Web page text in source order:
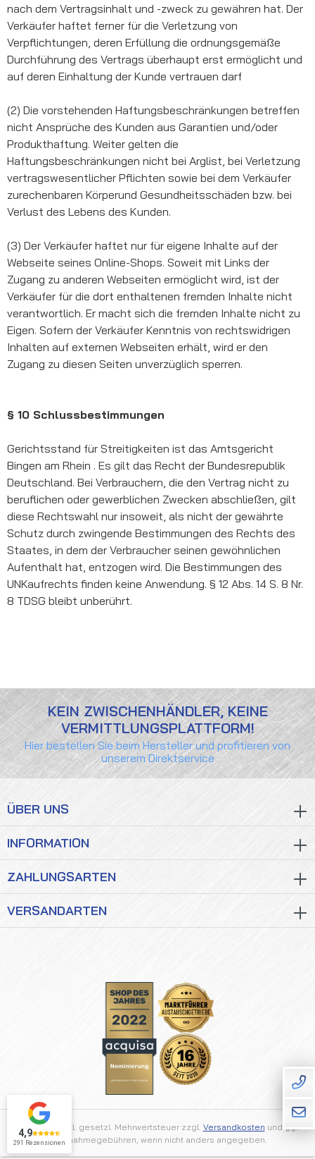
nach dem Vertragsinhalt und -zweck zu gewähren hat. Der
Verkäufer haftet ferner für die Verletzung von
Verpflichtungen, deren Erfüllung die ordnungsgemäße
Durchführung des Vertrags überhaupt erst ermöglicht und
auf deren Einhaltung der Kunde vertrauen darf
(2) Die vorstehenden Haftungsbeschränkungen betreffen
nicht Ansprüche des Kunden aus Garantien und/oder
Produkthaftung. Weiter gelten die
Haftungsbeschränkungen nicht bei Arglist, bei Verletzung
vertragswesentlicher Pflichten sowie bei dem Verkäufer
zurechenbaren Körperund Gesundheitsschäden bzw. bei
Verlust des Lebens des Kunden.
(3) Der Verkäufer haftet nur für eigene Inhalte auf der
Webseite seines Online-Shops. Soweit mit Links der
Zugang zu anderen Webseiten ermöglicht wird, ist der
Verkäufer für die dort enthaltenen fremden Inhalte nicht
verantwortlich. Er macht sich die fremden Inhalte nicht zu
Eigen. Sofern der Verkäufer Kenntnis von rechtswidrigen
Inhalten auf externen Webseiten erhält, wird er den
Zugang zu diesen Seiten unverzüglich sperren.
§ 10 Schlussbestimmungen
Gerichtsstand für Streitigkeiten ist das Amtsgericht
Bingen am Rhein . Es gilt das Recht der Bundesrepublik
Deutschland. Bei Verbrauchern, die den Vertrag nicht zu
beruflichen oder gewerblichen Zwecken abschließen, gilt
diese Rechtswahl nur insoweit, als nicht der gewährte
Schutz durch zwingende Bestimmungen des Rechts des
Staates, in dem der Verbraucher seinen gewöhnlichen
Aufenthalt hat, entzogen wird. Die Bestimmungen des
UNKaufrechts finden keine Anwendung. § 12 Abs. 14 S. 8 Nr.
8 TDSG bleibt unberührt.
KEIN ZWISCHENHÄNDLER, KEINE
VERMITTLUNGSPLATTFORM!
Hier bestellen Sie beim Hersteller und profitieren von
unserem Direktservice
ÜBER UNS
INFORMATION
ZAHLUNGSARTEN
VERSANDARTEN
Alle Preise inkl. gesetzl. Mehrwertsteuer zzgl. Versandkosten und ggf.
Nachnahmegebühren, wenn nicht anders angegeben.
4,9
291 Rezensionen